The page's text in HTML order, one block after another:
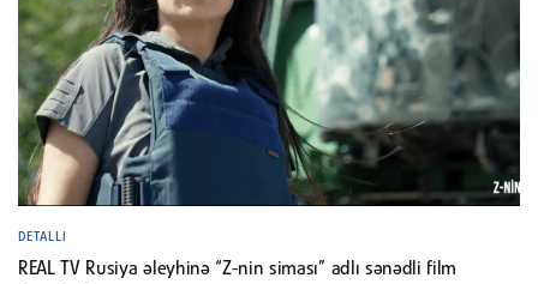
DETALLI
REAL TV Rusiya əleyhinə “Z-nin siması” adlı sənədli film